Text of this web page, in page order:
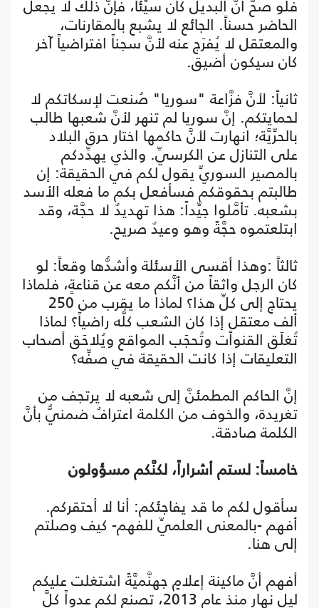
فلو صحَّ أنَّ البديل كان سيِّئاً، فإنَّ ذلك لا يجعل
الحاضر حسناً. الجائع لا يشبع بالمقارنات،
والمعتقل لا يُفرَج عنه لأنَّ سجناً افتراضياً آخر
كان سيكون أضيق.
ثانياً: لأنَّ فزَّاعة "سوريا" صُنعت لإسكاتكم لا
لحمايتكم. إنَّ سوريا لم تنهر لأنَّ شعبها طالب
بالحرِّيَّة؛ انهارت لأنَّ حاكمها اختار حرق البلاد
على التنازل عن الكرسيِّ. والذي يهدِّدكم
بالمصير السوريِّ يقول لكم في الحقيقة: إن
طالبتم بحقوقكم فسأفعل بكم ما فعله الأسد
بشعبه. تأمَّلوا جيِّداً: هذا تهديدٌ لا حجَّة، وقد
ابتلعتموه حجَّةً وهو وعيدٌ صريح.
ثالثاً :وهذا أقسى الأسئلة وأشدُّها وقعاً: لو
كان الرجل واثقاً من أنَّكم معه عن قناعةٍ، فلماذا
يحتاج إلى كلِّ هذا؟ لماذا ما يقرب من 250
ألف معتقلٍ إذا كان الشعب كلُّه راضياً؟ لماذا
تُغلَق القنوات وتُحجَب المواقع ويُلاحَق أصحاب
التعليقات إذا كانت الحقيقة في صفِّه؟
إنَّ الحاكم المطمئنَّ إلى شعبه لا يرتجف من
تغريدة، والخوف من الكلمة اعترافٌ ضمنيٌّ بأنَّ
الكلمة صادقة.
خامساً: لستم أشراراً، لكنَّكم مسؤولون
سأقول لكم ما قد يفاجئكم: أنا لا أحتقركم.
أفهم -بالمعنى العلميِّ للفهم- كيف وصلتم
إلى هنا.
أفهم أنَّ ماكينة إعلامٍ جهنَّميَّةً اشتغلت عليكم
ليل نهارٍ منذ عام 2013، تصنع لكم عدواً كلَّ